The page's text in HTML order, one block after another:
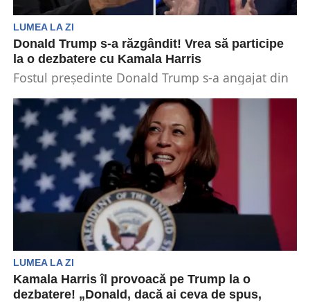
LUMEA LA ZI
Donald Trump s-a răzgândit! Vrea să participe
la o dezbatere cu Kamala Harris
Fostul președinte Donald Trump s-a angajat din
vicepreședintele Kamala...
LUMEA LA ZI
Kamala Harris îl provoacă pe Trump la o
dezbatere! „Donald, dacă ai ceva de spus,